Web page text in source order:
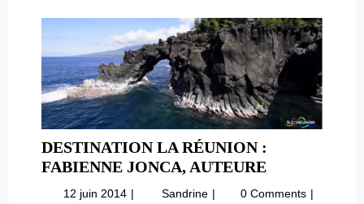
DESTINATION LA RÉUNION :
FABIENNE JONCA, AUTEURE
12 juin 2014 12
Sandrine Destination0 Comments